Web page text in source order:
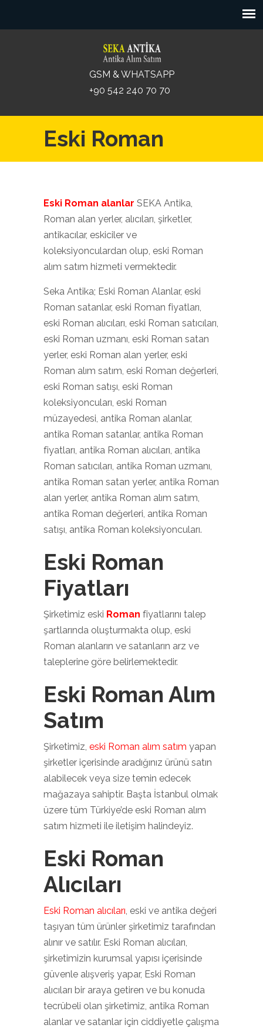
GSM & WHATSAPP
+90 542 240 70 70
Eski Roman
Eski Roman alanlar SEKA Antika,
Roman alan yerler, alıcıları, şirketler,
antikacılar, eskiciler ve
koleksiyonculardan olup, eski Roman
alım satım hizmeti vermektedir.
Seka Antika; Eski Roman Alanlar, eski
Roman satanlar, eski Roman fiyatları,
eski Roman alıcıları, eski Roman satıcıları,
eski Roman uzmanı, eski Roman satan
yerler, eski Roman alan yerler, eski
Roman alım satım, eski Roman değerleri,
eski Roman satışı, eski Roman
koleksiyoncuları, eski Roman
müzayedesi, antika Roman alanlar,
antika Roman satanlar, antika Roman
fiyatları, antika Roman alıcıları, antika
Roman satıcıları, antika Roman uzmanı,
antika Roman satan yerler, antika Roman
alan yerler, antika Roman alım satım,
antika Roman değerleri, antika Roman
satışı, antika Roman koleksiyoncuları.
Eski Roman
Fiyatları
Şirketimiz eski Roman fiyatlarını talep
şartlarında oluşturmakta olup, eski
Roman alanların ve satanların arz ve
taleplerine göre belirlemektedir.
Eski Roman Alım
Satım
Şirketimiz, eski Roman alım satım yapan
şirketler içerisinde aradığınız ürünü satın
alabilecek veya size temin edecek
mağazaya sahiptir. Başta İstanbul olmak
üzere tüm Türkiye’de eski Roman alım
satım hizmeti ile iletişim halindeyiz.
Eski Roman
Alıcıları
Eski Roman alıcıları, eski ve antika değeri
taşıyan tüm ürünler şirketimiz tarafından
alınır ve satılır. Eski Roman alıcıları,
şirketimizin kurumsal yapısı içerisinde
güvenle alışveriş yapar, Eski Roman
alıcıları bir araya getiren ve bu konuda
tecrübeli olan şirketimiz, antika Roman
alanlar ve satanlar için ciddiyetle çalışma